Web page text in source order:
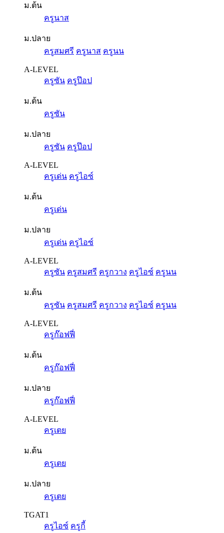
ม.ต้น
ครูนาส
ม.ปลาย
ครูสมศรี ครูนาส ครูนน
A-LEVEL
ครูซัน ครูป๊อป
ม.ต้น
ครูซัน
ม.ปลาย
ครูซัน ครูป๊อป
A-LEVEL
ครูเด่น ครูไอซ์
ม.ต้น
ครูเด่น
ม.ปลาย
ครูเด่น ครูไอซ์
A-LEVEL
ครูซัน ครูสมศรี ครูกวาง ครูไอซ์ ครูนน
ม.ต้น
ครูซัน ครูสมศรี ครูกวาง ครูไอซ์ ครูนน
A-LEVEL
ครูก๊อฟฟี่
ม.ต้น
ครูก๊อฟฟี่
ม.ปลาย
ครูก๊อฟฟี่
A-LEVEL
ครูเตย
ม.ต้น
ครูเตย
ม.ปลาย
ครูเตย
TGAT1
ครูไอซ์ ครูกี้